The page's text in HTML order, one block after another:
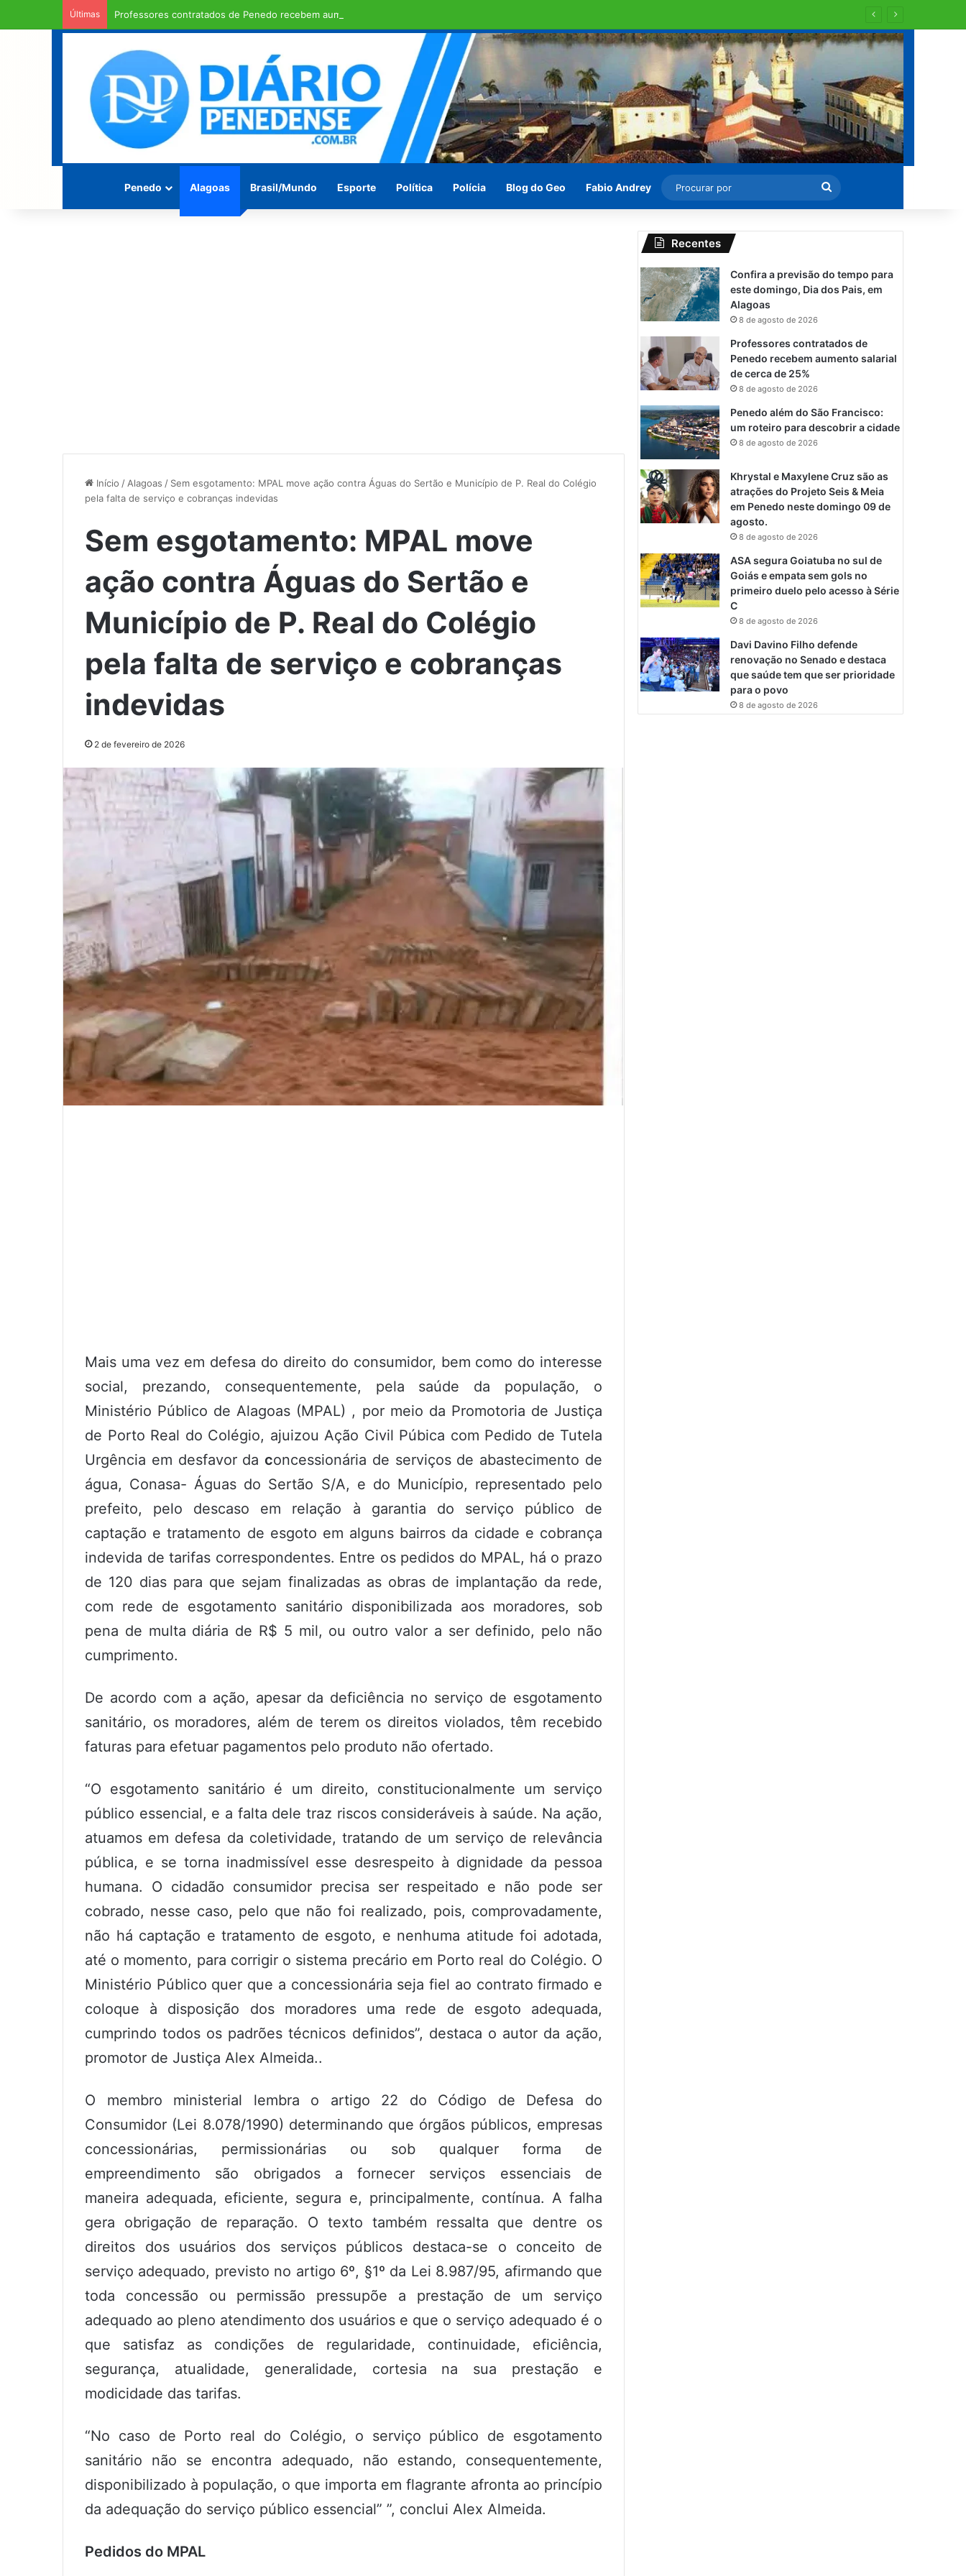
Últimas Professores contratados de Penedo recebem aumento salarial de cerca de 25%
Penedo Alagoas Brasil/Mundo Esporte Política Polícia Blog do Geo Fabio Andrey
Procurar
por
Início / Alagoas / Sem esgotamento: MPAL move ação contra Águas do Sertão e Município de P. Real do Colégio
pela falta de serviço e cobranças indevidas
Sem esgotamento: MPAL move
ação contra Águas do Sertão e
Município de P. Real do Colégio
pela falta de serviço e cobranças
indevidas
2 de fevereiro de 2026
Mais uma vez em defesa do direito do consumidor, bem como do interesse
social, prezando, consequentemente, pela saúde da população, o
Ministério Público de Alagoas (MPAL) , por meio da Promotoria de Justiça
de Porto Real do Colégio, ajuizou Ação Civil Púbica com Pedido de Tutela
Urgência em desfavor daconcessionária de serviços de abastecimento de
água, Conasa- Águas do Sertão S/A, e do Município, representado pelo
prefeito, pelo descaso em relação à garantia do serviço público de
captação e tratamento de esgoto em alguns bairros da cidade e cobrança
indevida de tarifas correspondentes. Entre os pedidos do MPAL, há o prazo
de 120 dias para que sejam finalizadas as obras de implantação da rede,
com rede de esgotamento sanitário disponibilizada aos moradores, sob
pena de multa diária de R$ 5 mil, ou outro valor a ser definido, pelo não
cumprimento.
De acordo com a ação, apesar da deficiência no serviço de esgotamento
sanitário, os moradores, além de terem os direitos violados, têm recebido
faturas para efetuar pagamentos pelo produto não ofertado.
“O esgotamento sanitário é um direito, constitucionalmente um serviço
público essencial, e a falta dele traz riscos consideráveis à saúde. Na ação,
atuamos em defesa da coletividade, tratando de um serviço de relevância
pública, e se torna inadmissível esse desrespeito à dignidade da pessoa
humana. O cidadão consumidor precisa ser respeitado e não pode ser
cobrado, nesse caso, pelo que não foi realizado, pois, comprovadamente,
não há captação e tratamento de esgoto, e nenhuma atitude foi adotada,
até o momento, para corrigir o sistema precário em Porto real do Colégio. O
Ministério Público quer que a concessionária seja fiel ao contrato firmado e
coloque à disposição dos moradores uma rede de esgoto adequada,
cumprindo todos os padrões técnicos definidos”, destaca o autor da ação,
promotor de Justiça Alex Almeida..
O membro ministerial lembra o artigo 22 do Código de Defesa do
Consumidor (Lei 8.078/1990) determinando que órgãos públicos, empresas
concessionárias, permissionárias ou sob qualquer forma de
empreendimento são obrigados a fornecer serviços essenciais de
maneira adequada, eficiente, segura e, principalmente, contínua. A falha
gera obrigação de reparação. O texto também ressalta que dentre os
direitos dos usuários dos serviços públicos destaca-se o conceito de
serviço adequado, previsto no artigo 6º, §1º da Lei 8.987/95, afirmando que
toda concessão ou permissão pressupõe a prestação de um serviço
adequado ao pleno atendimento dos usuários e que o serviço adequado é o
que satisfaz as condições de regularidade, continuidade, eficiência,
segurança, atualidade, generalidade, cortesia na sua prestação e
modicidade das tarifas.
“No caso de Porto real do Colégio, o serviço público de esgotamento
sanitário não se encontra adequado, não estando, consequentemente,
disponibilizado à população, o que importa em flagrante afronta ao princípio
da adequação do serviço público essencial” ”, conclui Alex Almeida.
Pedidos do MPAL
Recentes
Confira a previsão do tempo para
este domingo, Dia dos Pais, em
Alagoas
8 de agosto de 2026
Professores contratados de
Penedo recebem aumento salarial
de cerca de 25%
8 de agosto de 2026
Penedo além do São Francisco:
um roteiro para descobrir a cidade
8 de agosto de 2026
Khrystal e Maxylene Cruz são as
atrações do Projeto Seis & Meia
em Penedo neste domingo 09 de
agosto.
8 de agosto de 2026
ASA segura Goiatuba no sul de
Goiás e empata sem gols no
primeiro duelo pelo acesso à Série
C
8 de agosto de 2026
Davi Davino Filho defende
renovação no Senado e destaca
que saúde tem que ser prioridade
para o povo
8 de agosto de 2026